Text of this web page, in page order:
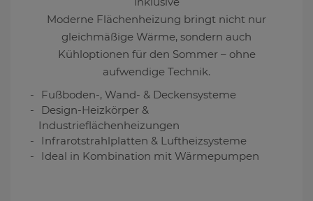
Moderne Flächenheizung bringt nicht nur
gleichmäßige Wärme, sondern auch
Kühloptionen für den Sommer – ohne
aufwendige Technik.
Fußboden-, Wand- & Deckensysteme
Design-Heizkörper &
Industrieflächenheizungen
Infrarotstrahlplatten & Luftheizsysteme
Ideal in Kombination mit Wärmepumpen